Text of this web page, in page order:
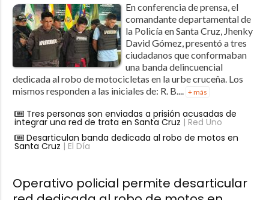
En conferencia de prensa, el
comandante departamental de
la Policía en Santa Cruz, Jhenky
David Gómez, presentó a tres
ciudadanos que conformaban
una banda delincuencial
dedicada al robo de motocicletas en la urbe cruceña. Los
mismos responden a las iniciales de: R. B....
+ más
Tres personas son enviadas a prisión acusadas de
integrar una red de trata en Santa Cruz | Red Uno
Desarticulan banda dedicada al robo de motos en
Santa Cruz | El Día
Operativo policial permite desarticular